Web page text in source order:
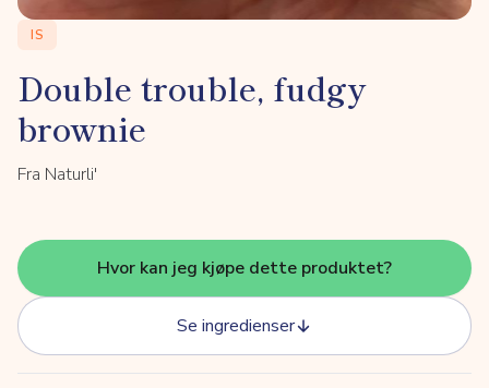
IS
Double trouble, fudgy
brownie
Fra Naturli'
Hvor kan jeg kjøpe dette produktet?
Se ingredienser